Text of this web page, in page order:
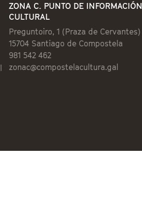
ZONA C. PUNTO DE INFORMACIÓN
CULTURAL
Preguntoiro, 1 (Praza de Cervantes)
15704 Santiago de Compostela
981 542 462
zonac@compostelacultura.gal